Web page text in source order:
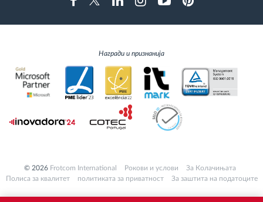
FacebookTwitterLinkedinInstragramYoutubePinterest
Награди и признанија
© 2026 Frotcom International Pокови и услови
За Колачињата
Полиса за квалитет
политиката за приватност За заштита на податоците